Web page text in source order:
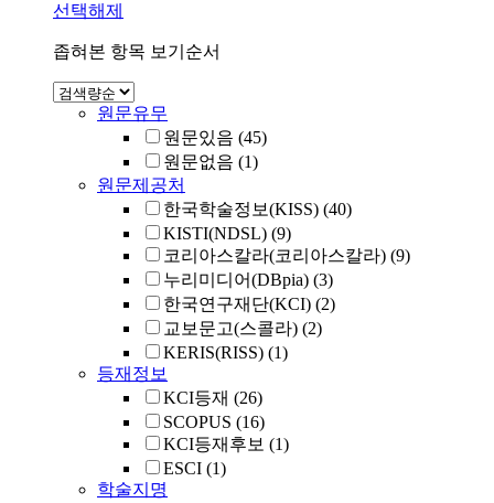
선택해제
좁혀본 항목 보기순서
원문유무
원문있음 (45)
원문없음 (1)
원문제공처
한국학술정보(KISS) (40)
KISTI(NDSL) (9)
코리아스칼라(코리아스칼라) (9)
누리미디어(DBpia) (3)
한국연구재단(KCI) (2)
교보문고(스콜라) (2)
KERIS(RISS) (1)
등재정보
KCI등재 (26)
SCOPUS (16)
KCI등재후보 (1)
ESCI (1)
학술지명